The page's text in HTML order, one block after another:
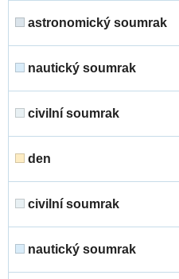
astronomický soumrak
nautický soumrak
civilní soumrak
den
civilní soumrak
nautický soumrak